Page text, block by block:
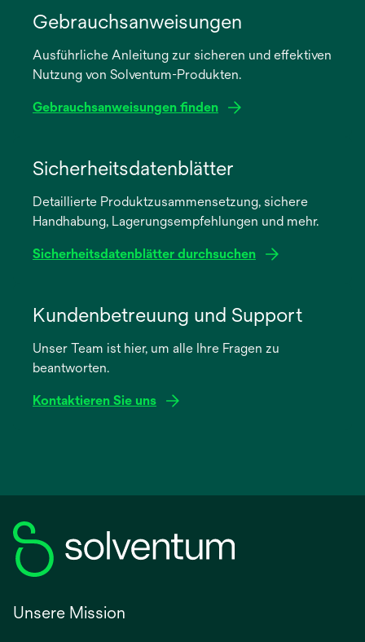
Gebrauchsanweisungen
Ausführliche Anleitung zur sicheren und effektiven
Nutzung von Solventum-Produkten.
Gebrauchsanweisungen finden
neuen
Registerkarte
Sicherheitsdatenblätter
Detaillierte Produktzusammensetzung, sichere
Handhabung, Lagerungsempfehlungen und mehr.
Sicherheitsdatenblätter durchsuchen
neuen
Registerkarte
Kundenbetreuung und Support
Unser Team ist hier, um alle Ihre Fragen zu
beantworten.
Kontaktieren Sie uns
Unsere Mission